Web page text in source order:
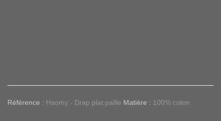
Référence : Haomy - Drap plat paille Matière : 100% coton